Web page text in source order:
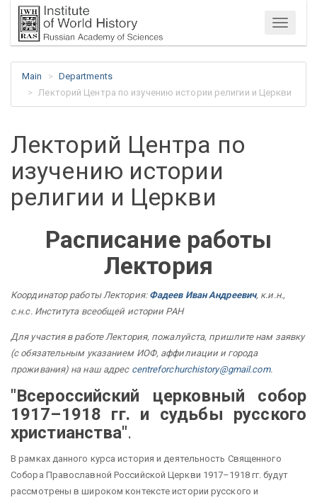
Menu
Main
Departments
Лекторий Центра по изучению истории религии и Церкви
Лекторий Центра по
изучению истории
религии и Церкви
Расписание работы
Лектория
Координатор работы Лектория: Фадеев Иван Андреевич, к.и.н.,
с.н.с. Института всеобщей истории РАН
Для участия в работе Лектория, пожалуйста, пришлите нам заявку
(с обязательным указанием ИОФ, аффилиации и города
проживания) на наш адрес centreforchurchistory@gmail.com.
"Всероссийский церковный собор
1917–1918 гг. и судьбы русского
христианства".
В рамках данного курса история и деятельность Священного
Собора Православной Российской Церкви 1917–1918 гг. будут
рассмотрены в широком контексте истории русского и